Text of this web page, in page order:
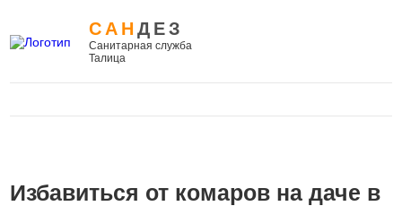
САНДЕЗ
Санитарная служба
Талица
Избавиться от комаров на даче в